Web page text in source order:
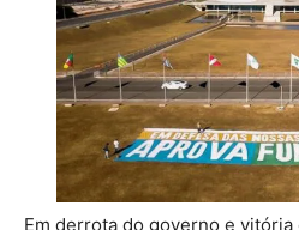
Em derrota do governo e vitória